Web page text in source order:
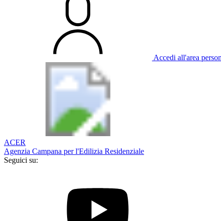
Accedi all'area
ACER
Agenzia Campana per l'Edilizia Residenziale
Seguici su: